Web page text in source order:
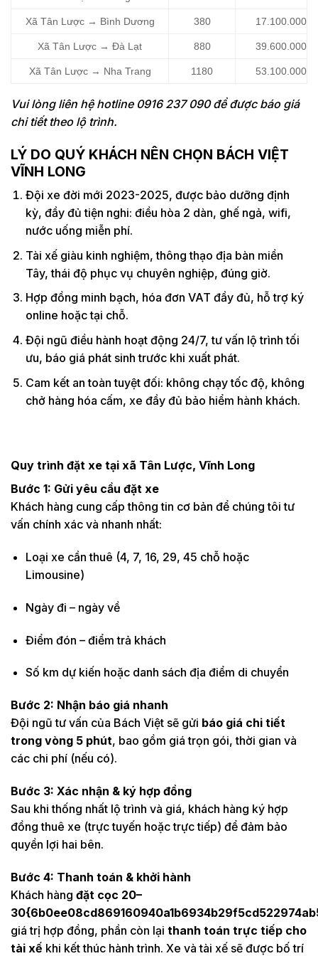
Xã Tân Lược → Bình Dương 380 17.100.000
Xã Tân Lược → Đà Lạt 880 39.600.000
Xã Tân Lược → Nha Trang 1180 53.100.000
Vui lòng liên hệ hotline 0916 237 090 để được báo giá
chi tiết theo lộ trình.
LÝ DO QUÝ KHÁCH NÊN CHỌN BÁCH VIỆT
VĨNH LONG
Đội xe đời mới 2023-2025, được bảo dưỡng định
kỳ, đầy đủ tiện nghi: điều hòa 2 dàn, ghế ngả, wifi,
nước uống miễn phí.
Tài xế giàu kinh nghiệm, thông thạo địa bàn miền
Tây, thái độ phục vụ chuyên nghiệp, đúng giờ.
Hợp đồng minh bạch, hóa đơn VAT đầy đủ, hỗ trợ ký
online hoặc tại chỗ.
Đội ngũ điều hành hoạt động 24/7, tư vấn lộ trình tối
ưu, báo giá phát sinh trước khi xuất phát.
Cam kết an toàn tuyệt đối: không chạy tốc độ, không
chở hàng hóa cấm, xe đầy đủ bảo hiểm hành khách.
Quy trình đặt xe tại xã Tân Lược, Vĩnh Long
Bước 1: Gửi yêu cầu đặt xe
Khách hàng cung cấp thông tin cơ bản để chúng tôi tư
vấn chính xác và nhanh nhất:
Loại xe cần thuê (4, 7, 16, 29, 45 chỗ hoặc
Limousine)
Ngày đi – ngày về
Điểm đón – điểm trả khách
Số km dự kiến hoặc danh sách địa điểm di chuyển
Bước 2: Nhận báo giá nhanh
Đội ngũ tư vấn của Bách Việt sẽ gửi báo giá chi tiết
trong vòng 5 phút, bao gồm giá trọn gói, thời gian và
các chi phí (nếu có).
Bước 3: Xác nhận & ký hợp đồng
Sau khi thống nhất lộ trình và giá, khách hàng ký hợp
đồng thuê xe (trực tuyến hoặc trực tiếp) để đảm bảo
quyền lợi hai bên.
Bước 4: Thanh toán & khởi hành
Khách hàng đặt cọc 20–
giá trị hợp đồng, phần còn lại thanh toán trực tiếp cho
tài xế khi kết thúc hành trình. Xe và tài xế sẽ được bố trí